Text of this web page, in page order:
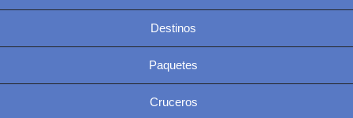
Destinos
Paquetes
Cruceros